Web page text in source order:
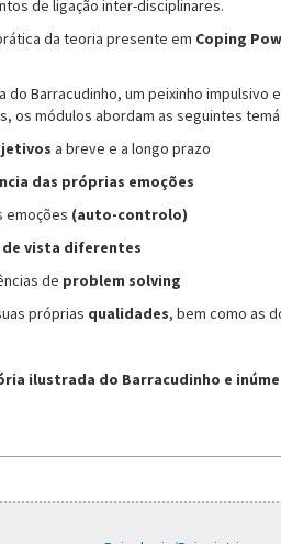
de ligação inter-disciplinares.
da teoria presente em Coping
do Barracudinho, um peixinho
os módulos abordam as seguintes
a breve e a longo prazo
das próprias emoções
emoções (auto-controlo)
vista diferentes
de problem solving
próprias qualidades, bem como as
ilustrada do Barracudinho e